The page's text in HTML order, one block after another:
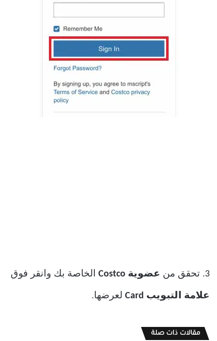
3. تحقق من عضوية Costco الخاصة بك وانقر فوق
علامة التبويب Card لعرضها.
مقالات ذات صلة